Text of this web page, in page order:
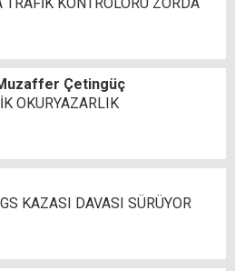
Çetingüç
OKURYAZARLIK
KAZASI DAVASI SÜRÜYOR